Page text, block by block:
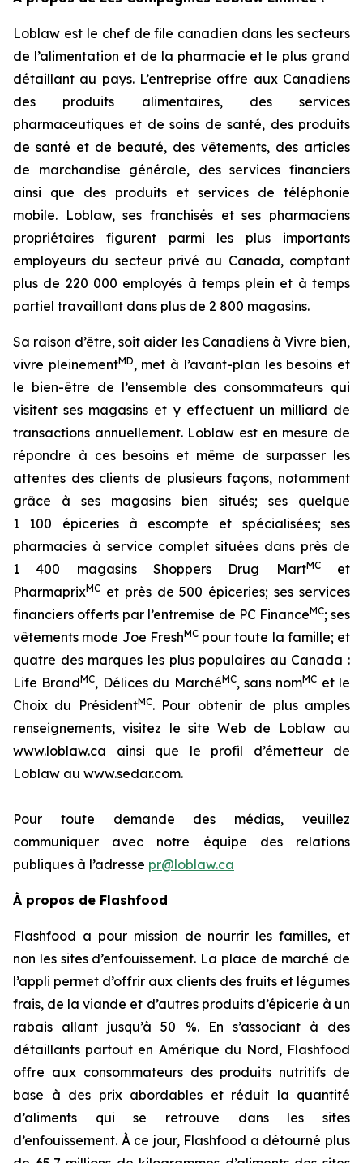
Loblaw est le chef de file canadien dans les secteurs
de l’alimentation et de la pharmacie et le plus grand
détaillant au pays. L’entreprise offre aux Canadiens
des produits alimentaires, des services
pharmaceutiques et de soins de santé, des produits
de santé et de beauté, des vêtements, des articles
de marchandise générale, des services financiers
ainsi que des produits et services de téléphonie
mobile. Loblaw, ses franchisés et ses pharmaciens
propriétaires figurent parmi les plus importants
employeurs du secteur privé au Canada, comptant
plus de 220 000 employés à temps plein et à temps
partiel travaillant dans plus de 2 800 magasins.
Sa raison d’être, soit aider les Canadiens à Vivre bien,
vivre pleinementMD, met à l’avant-plan les besoins et
le bien-être de l’ensemble des consommateurs qui
visitent ses magasins et y effectuent un milliard de
transactions annuellement. Loblaw est en mesure de
répondre à ces besoins et même de surpasser les
attentes des clients de plusieurs façons, notamment
grâce à ses magasins bien situés; ses quelque
1 100 épiceries à escompte et spécialisées; ses
pharmacies à service complet situées dans près de
1 400 magasins Shoppers Drug MartMCet
PharmaprixMC et près de 500 épiceries; ses services
financiers offerts par l’entremise de PC FinanceMC; ses
vêtements mode Joe FreshMCpour toute la famille; et
quatre des marques les plus populaires au Canada :
Life BrandMC, Délices du MarchéMC, sans nomMC et le
Choix du PrésidentMC. Pour obtenir de plus amples
renseignements, visitez le site Web de Loblaw au
www.loblaw.ca ainsi que le profil d’émetteur de
Loblaw au www.sedar.com.
Pour toute demande des médias, veuillez
communiquer avec notre équipe des relations
publiques à l’adresse pr@loblaw.ca
À propos de Flashfood
Flashfood a pour mission de nourrir les familles, et
non les sites d’enfouissement. La place de marché de
l’appli permet d’offrir aux clients des fruits et légumes
frais, de la viande et d’autres produits d’épicerie à un
rabais allant jusqu’à 50 %. En s’associant à des
détaillants partout en Amérique du Nord, Flashfood
offre aux consommateurs des produits nutritifs de
base à des prix abordables et réduit la quantité
d’aliments qui se retrouve dans les sites
d’enfouissement. À ce jour, Flashfood a détourné plus